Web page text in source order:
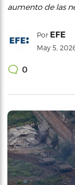
aumento de las
Por EFE
May 5,
0